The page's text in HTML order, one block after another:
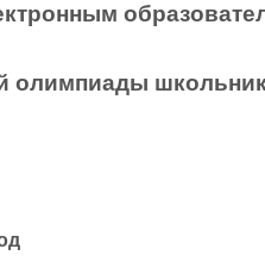
олимпиады